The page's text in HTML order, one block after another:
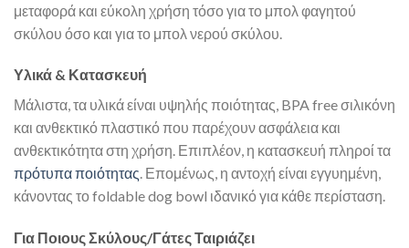
μεταφορά και εύκολη χρήση τόσο για το μπολ φαγητού
σκύλου όσο και για το μπολ νερού σκύλου.
Υλικά & Κατασκευή
Μάλιστα, τα υλικά είναι υψηλής ποιότητας, BPA free σιλικόνη
και ανθεκτικό πλαστικό που παρέχουν ασφάλεια και
ανθεκτικότητα στη χρήση. Επιπλέον, η κατασκευή πληροί τα
πρότυπα ποιότητας. Επομένως, η αντοχή είναι εγγυημένη,
κάνοντας το foldable dog bowl ιδανικό για κάθε περίσταση.
Για Ποιους Σκύλους/Γάτες Ταιριάζει